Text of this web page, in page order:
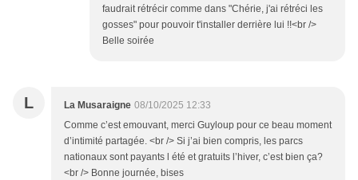
faudrait rétrécir comme dans "Chérie, j'ai rétréci les
gosses" pour pouvoir t'installer derrière lui !!<br />
Belle soirée
L La Musaraigne 08/10/2025 12:33
Comme c’est emouvant, merci Guyloup pour ce beau moment
d’intimité partagée. <br /> Si j’ai bien compris, les parcs
nationaux sont payants l été et gratuits l’hiver, c’est bien ça?
<br /> Bonne journée, bises